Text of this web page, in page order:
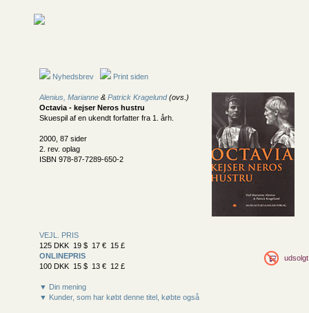
Nyhedsbrev Print siden
Alenius, Marianne & Patrick Kragelund(ovs.)
Octavia - kejser Neros hustru
Skuespil af en ukendt forfatter fra 1. årh.
2000, 87 sider
2. rev. oplag
ISBN 978-87-7289-650-2
VEJL. PRIS
125 DKK 19 $ 17 € 15 £
ONLINEPRIS
100 DKK 15 $ 13 € 12 £
udsolgt
▼ Din mening
▼ Kunder, som har købt denne titel, købte også